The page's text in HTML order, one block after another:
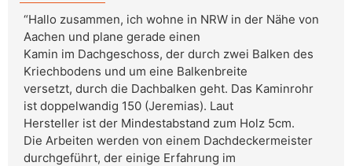
“Hallo zusammen, ich wohne in NRW in der Nähe von
Aachen und plane gerade einen
Kamin im Dachgeschoss, der durch zwei Balken des
Kriechbodens und um eine Balkenbreite
versetzt, durch die Dachbalken geht. Das Kaminrohr
ist doppelwandig 150 (Jeremias). Laut
Hersteller ist der Mindestabstand zum Holz 5cm.
Die Arbeiten werden von einem Dachdeckermeister
durchgeführt, der einige Erfahrung im